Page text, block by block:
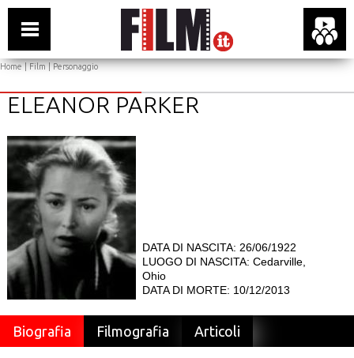
Home|Film| Personaggio
ELEANOR PARKER
DATA DI NASCITA: 26/06/1922
LUOGO DI NASCITA: Cedarville,
Ohio
DATA DI MORTE: 10/12/2013
Biografia Filmografia Articoli